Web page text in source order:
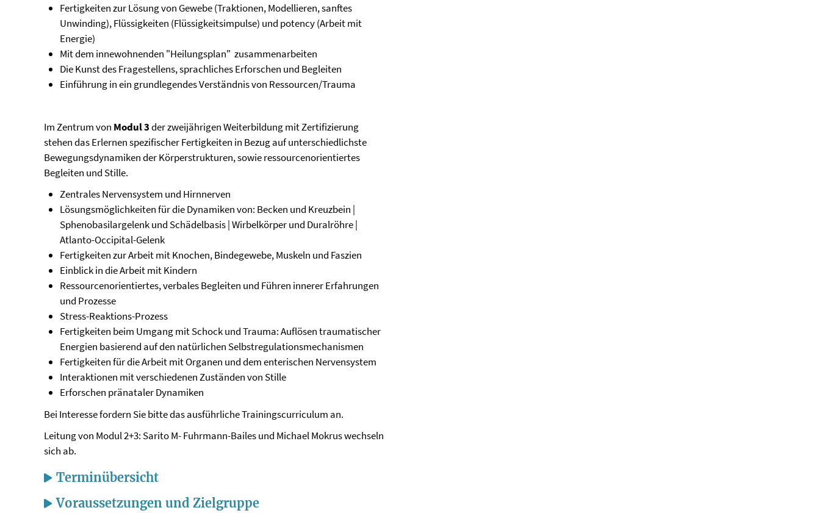
Fertigkeiten zur Lösung von Gewebe (Traktionen, Modellieren, sanftes
Unwinding), Flüssigkeiten (Flüssigkeitsimpulse) und potency (Arbeit mit
Energie)
Mit dem innewohnenden "Heilungsplan" zusammenarbeiten
Die Kunst des Fragestellens, sprachliches Erforschen und Begleiten
Einführung in ein grundlegendes Verständnis von Ressourcen/Trauma
Im Zentrum von Modul 3der zweijährigen Weiterbildung mit Zertifizierung
stehen das Erlernen spezifischer Fertigkeiten in Bezug auf unterschiedlichste
Bewegungsdynamiken der Körperstrukturen, sowie ressourcenorientiertes
Begleiten und Stille.
Zentrales Nervensystem und Hirnnerven
Lösungsmöglichkeiten für die Dynamiken von: Becken und Kreuzbein |
Sphenobasilargelenk und Schädelbasis | Wirbelkörper und Duralröhre |
Atlanto-Occipital-Gelenk
Fertigkeiten zur Arbeit mit Knochen, Bindegewebe, Muskeln und Faszien
Einblick in die Arbeit mit Kindern
Ressourcenorientiertes, verbales Begleiten und Führen innerer Erfahrungen
und Prozesse
Stress-Reaktions-Prozess
Fertigkeiten beim Umgang mit Schock und Trauma: Auflösen traumatischer
Energien basierend auf den natürlichen Selbstregulationsmechanismen
Fertigkeiten für die Arbeit mit Organen und dem enterischen Nervensystem
Interaktionen mit verschiedenen Zuständen von Stille
Erforschen pränataler Dynamiken
Bei Interesse fordern Sie bitte das ausführliche Trainingscurriculum an.
Leitung von Modul 2+3: Sarito M- Fuhrmann-Bailes und Michael Mokrus wechseln
sich ab.
Terminübersicht
Voraussetzungen und Zielgruppe